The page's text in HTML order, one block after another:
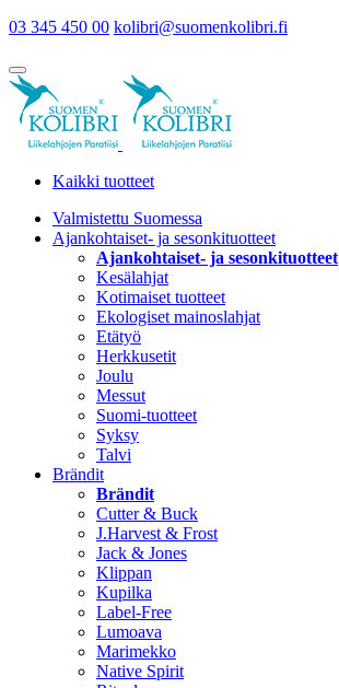
03 345 450 00 kolibri@suomenkolibri.fi
Kaikki tuotteet
Valmistettu Suomessa
Ajankohtaiset- ja sesonkituotteet
Ajankohtaiset- ja sesonkituotteet
Kesälahjat
Kotimaiset tuotteet
Ekologiset mainoslahjat
Etätyö
Herkkusetit
Joulu
Messut
Suomi-tuotteet
Syksy
Talvi
Brändit
Brändit
Cutter & Buck
J.Harvest & Frost
Jack & Jones
Klippan
Kupilka
Label-Free
Lumoava
Marimekko
Native Spirit